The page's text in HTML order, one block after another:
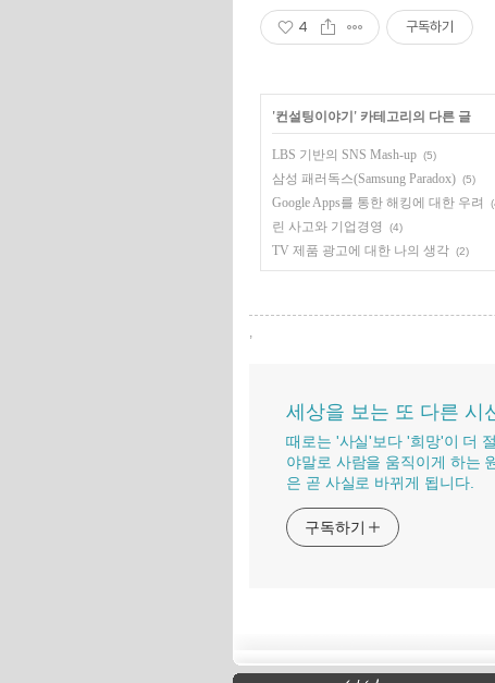
4 구독하기
'컨설팅이야기 ' 카테고리의 다른 글
LBS 기반의 SNS Mash-up (5)
삼성 패러독스(Samsung Paradox) (5)
Google Apps를 통한 해킹에 대한 우려
린 사고와 기업경영 (4)
TV 제품 광고에 대한 나의 생각 (2)
,
세상을 보는 또 다른 시
때로는 '사실'보다 '희망'이 더
야말로 사람을 움직이게 하는
은 곧 사실로 바뀌게 됩니다.
구독하기